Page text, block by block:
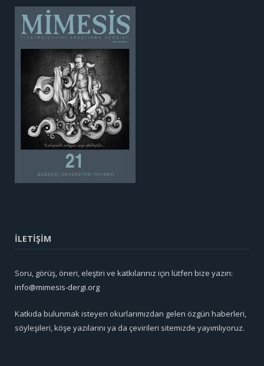
İLETİŞİM
Soru, görüş, öneri, eleştiri ve katkılarınız için lütfen bize yazın:
info@mimesis-dergi.org
Katkıda bulunmak isteyen okurlarımızdan gelen özgün haberleri,
söyleşileri, köşe yazılarını ya da çevirileri sitemizde yayımlıyoruz.